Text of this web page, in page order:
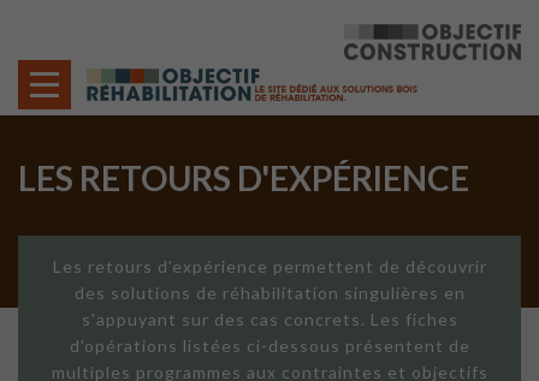
LES RETOURS D'EXPÉRIENCE
Les retours d'expérience permettent de découvrir
des solutions de réhabilitation singulières en
s'appuyant sur des cas concrets. Les fiches
d'opérations listées ci-dessous présentent de
multiples programmes aux contraintes et objectifs